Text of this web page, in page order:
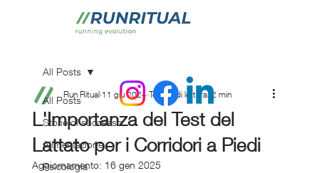
All Posts
Storie di successo
Alimentazione
Psicologia
All Posts
L'Importanza del Test del
Lattato per i Corridori a Piedi
Run Ritual 11 giu 2024 Tempo di lettura: 2 min
Aggiornamento: 16 gen 2025